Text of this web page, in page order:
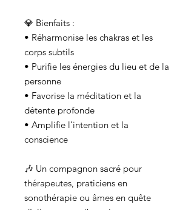
💎 Bienfaits :
• Réharmonise les chakras et les
corps subtils
• Purifie les énergies du lieu et de la
personne
• Favorise la méditation et la
détente profonde
• Amplifie l’intention et la
conscience
🎶 Un compagnon sacré pour
thérapeutes, praticiens en
sonothérapie ou âmes en quête